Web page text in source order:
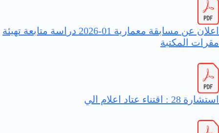
اعلان عن مسابقة معمارية 01-2026 دراسة متابعة تهيئة
مقرات المكتبة
استشارة 28 : اقتناء عتاد اعلام الي